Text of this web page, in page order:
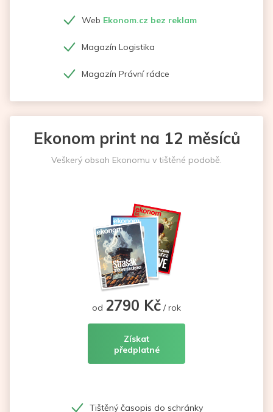
Web Ekonom.cz bez reklam
Magazín Logistika
Magazín Právní rádce
Ekonom print na 12 měsíců
Veškerý obsah Ekonomu v tištěné podobě.
od 2790 Kč / rok
Získat
předplatné
Tištěný časopis do schránky